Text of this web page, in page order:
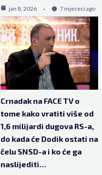
jan 8, 2026 7 mjeseci ago
Crnadak na FACE TV o
tome kako vratiti više od
1,6 milijardi dugova RS-a,
do kada će Dodik ostati na
čelu SNSD-a i ko će ga
naslijediti…